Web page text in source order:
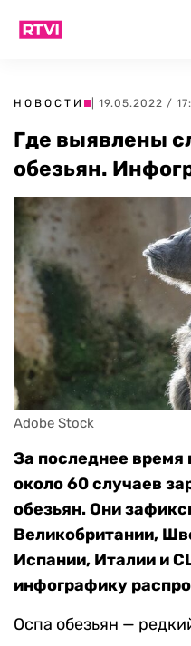
НОВОСТИ | 19.05.2022 /
Где выявлены
обезьян.
Adobe Stock
За последнее
около 60 случаев
обезьян. Они
Великобритании,
Испании, Италии и
инфографику
Оспа обезьян —